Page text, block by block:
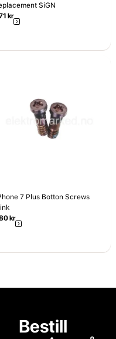
SiGN
kr
7 Plus Botton Screws
kr
Bestill